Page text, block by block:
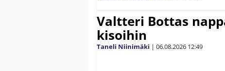
Valtteri Bottas
kisoihin
Taneli Niinimäki | 06.08.2026 12:49